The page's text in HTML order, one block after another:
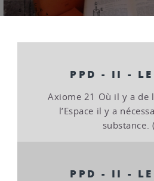
PPD - II -
Axiome 21 Où il y a de
l’Espace il y a
substance.
PPD - II -